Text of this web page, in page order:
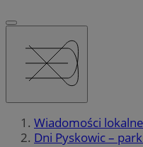
Wiadomości lokalne
Dni Pyskowic –